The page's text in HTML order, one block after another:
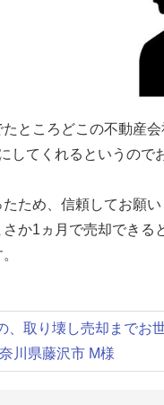
ところどこの不動産
してくれるというの
ため、信頼してお願い
か1ヵ月で売却できる
、取り壊し売却までお
川県藤沢市 M様